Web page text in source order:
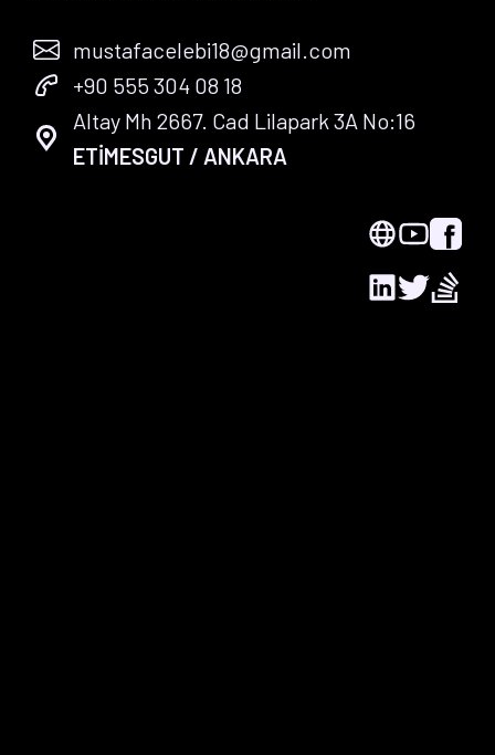
mustafacelebi18@gmail.com
+90 555 304 08 18
Altay Mh 2667. Cad Lilapark 3A No:16
ETİMESGUT / ANKARA